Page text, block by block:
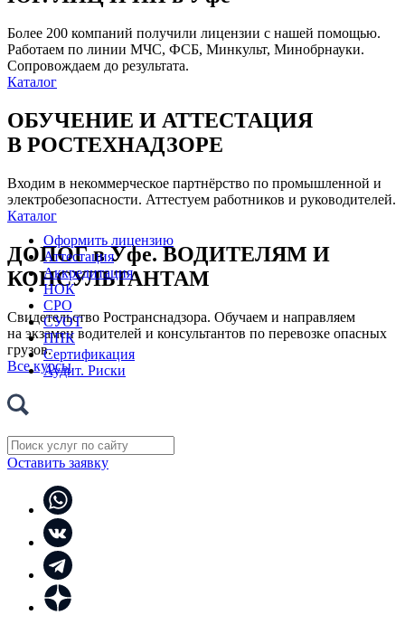
Более 200 компаний получили лицензии с нашей помощью.
Работаем по линии МЧС, ФСБ, Минкульт, Минобрнауки.
Сопровождаем до результата.
Каталог
ОБУЧЕНИЕ И АТТЕСТАЦИЯ
В РОСТЕХНАДЗОРЕ
Входим в некоммерческое партнёрство по промышленной и
электробезопасности. Аттестуем работников и руководителей.
Каталог
ДОПОГ в Уфе. ВОДИТЕЛЯМ И
КОНСУЛЬТАНТАМ
Свидетельство Ространснадзора. Обучаем и направляем
на экзамен водителей и консультантов по перевозке опасных
грузов.
Все курсы
Оформить лицензию
Аттестация
Аккредитация
НОК
СРО
СУОТ
ППК
Сертификация
Аудит. Риски
Оставить заявку